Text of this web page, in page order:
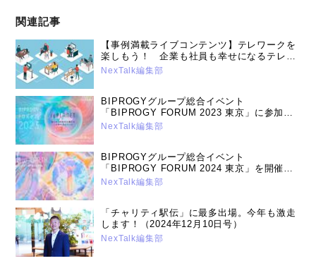
関連記事
【事例満載ライブコンテンツ】テレワークを
楽しもう！ 企業も社員も幸せになるテレワ
ークの進め方 ～ユニアデックス エバンジ
NexTalk編集部
BIPROGYグループ総合イベント
「BIPROGY FORUM 2023 東京」に参加い
たします（2023年5月16日号）
NexTalk編集部
BIPROGYグループ総合イベント
「BIPROGY FORUM 2024 東京」を開催
～ユニアデックスの講演と展示について
NexTalk編集部
「チャリティ駅伝」に最多出場。今年も激走
します！（2024年12月10日号）
NexTalk編集部